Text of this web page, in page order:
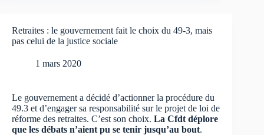
Retraites : le gouvernement fait le choix du 49-3, mais
pas celui de la justice sociale
1 mars 2020
Le gouvernement a décidé d’actionner la procédure du
49.3 et d’engager sa responsabilité sur le projet de loi de
réforme des retraites. C’est son choix. La Cfdt déplore
que les débats n’aient pu se tenir jusqu’au bout.